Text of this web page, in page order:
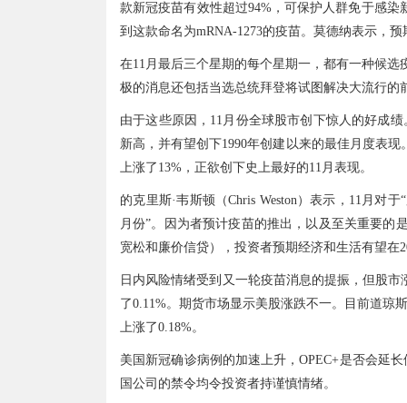
款新冠疫苗有效性超过94%，可保护人群免于感
到这款命名为mRNA-1273的疫苗。莫德纳表示，
在11月最后三个星期的每个星期一，都有一种候
极的消息还包括当选总统拜登将试图解决大流行
由于这些原因，11月份全球股市创下惊人的好成
新高，并有望创下1990年创建以来的最佳月度表
上涨了13%，正欲创下史上最好的11月表现。
的克里斯·韦斯顿（Chris Weston）表示，11月对
月份”。因为者预计疫苗的推出，以及至关重要的
宽松和廉价信贷），投资者预期经济和生活有望在
日内风险情绪受到又一轮疫苗消息的提振，但股
了0.11%。期货市场显示美股涨跌不一。目前道琼
上涨了0.18%。
美国新冠确诊病例的加速上升，OPEC+是否会延
国公司的禁令均令投资者持谨慎情绪。